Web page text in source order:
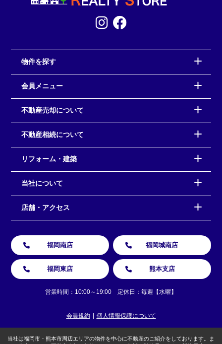
物件を探す
会員メニュー
不動産売却について
不動産相続について
リフォーム・建築
当社について
店舗・アクセス
福岡南店 福岡城南店
福岡東店 熊本支店
営業時間：10:00～19:00 定休日：毎週【水曜】
会員規約 個人情報保護について
当社は福岡市・熊本市周辺エリアの物件を中心に不動産のご紹介をしております。ま